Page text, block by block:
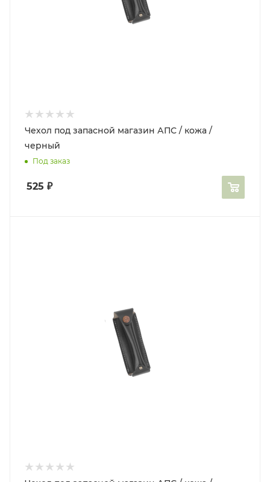
Чехол под запасной магазин АПС / кожа /
черный
Под заказ
525 ₽